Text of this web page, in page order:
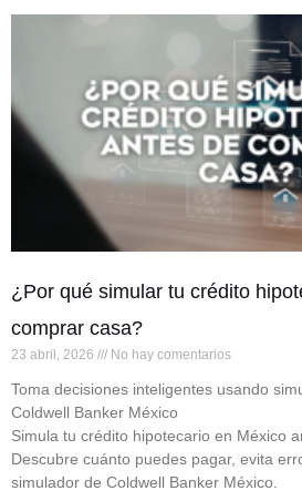
¿Por qué simular tu crédito
comprar casa?
23 abril, 2026 No hay comentarios
Toma decisiones inteligentes usando
Coldwell Banker México
Simula tu crédito hipotecario en México
Descubre cuánto puedes pagar, evita
simulador de Coldwell Banker México.